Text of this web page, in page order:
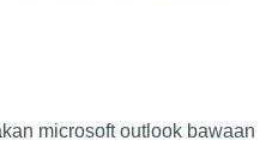
microsoft outlook bawaan